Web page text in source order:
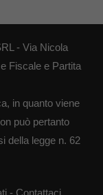
- Via Nicola
Fiscale e Partita
in quanto viene
può pertanto
della legge n. 62
- Contattaci